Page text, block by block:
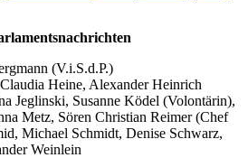
(V.i.S.d.P.)
Heine, Alexander Heinrich
Jeglinski, Susanne Ködel (Volontärin),
Metz, Sören Christian Reimer (Chef
Michael Schmidt, Denise Schwarz,
Weinlein